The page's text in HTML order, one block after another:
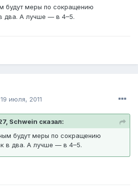
будут меры по сокращению
два. А лучше — в 4–5.
19 июля, 2011
Schwein сказал:
будут меры по сокращению
в два. А лучше — в 4–5.